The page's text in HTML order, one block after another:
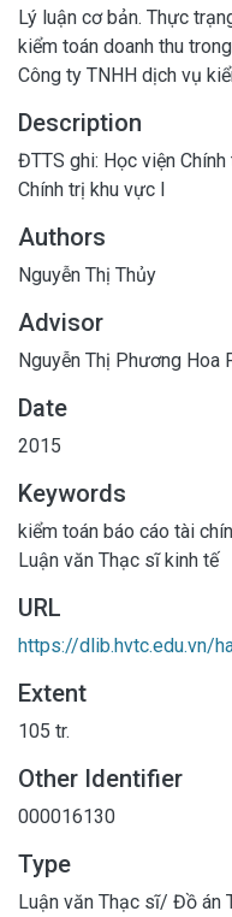
Lý luận cơ bản. Thực
kiểm toán doanh thu
Công ty TNHH dịch vụ
Description
ĐTTS ghi: Học viện
Chính trị khu vực I
Authors
Nguyễn Thị Thủy
Advisor
Nguyễn Thị Phương Hoa
Date
2015
Keywords
kiểm toán báo cáo tài
Luận văn Thạc sĩ kinh tế
URL
https://dlib.hvtc.edu.vn/
Extent
105 tr.
Other Identifier
000016130
Type
Luận văn Thạc sĩ/ Đồ án